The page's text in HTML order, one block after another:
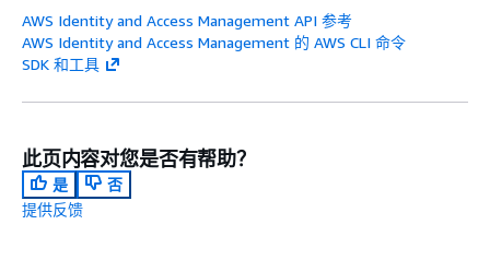
AWS Identity and Access Management API 参考
AWS Identity and Access Management 的 AWS CLI 命令
SDK 和工具
此页内容对您是否有帮助？
是
否
提供反馈